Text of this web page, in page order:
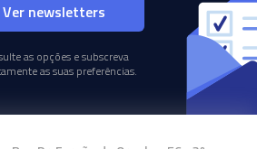
Ver newsletters
as opções e subscreva
as suas preferências.